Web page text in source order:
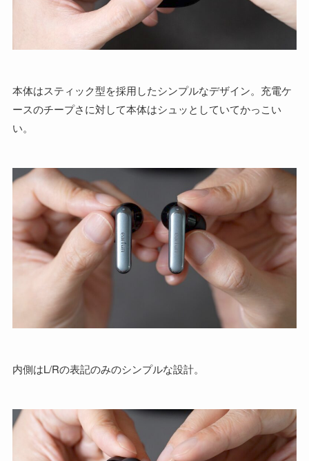
本体はスティック型を採用したシンプルなデザイン。充電ケ
ースのチープさに対して本体はシュッとしていてかっこい
い。
内側はL/Rの表記のみのシンプルな設計。